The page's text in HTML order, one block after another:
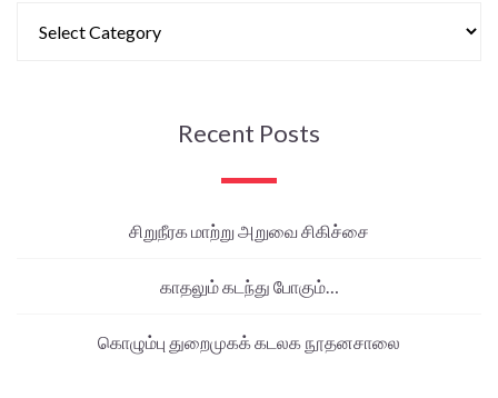
Recent Posts
சிறுநீரக மாற்று அறுவை சிகிச்சை
காதலும் கடந்து போகும்…
கொழும்பு துறைமுகக் கடலக நூதனசாலை